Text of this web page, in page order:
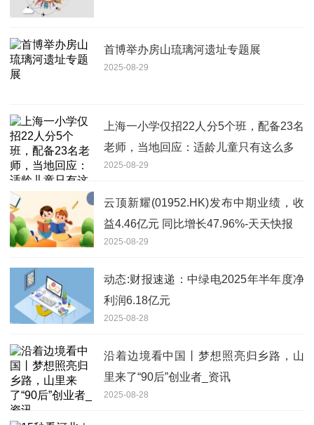
首博举办房山琉璃河遗址专题展
2025-08-29
上海一小学仅招22人分5个班，配备23名
老师，当地回应：适龄儿童只有这么多
2025-08-29
云顶新耀(01952.HK)发布中期业绩，收
益4.46亿元 同比增长47.96%-天天快报
2025-08-29
动态:财报速递：中绿电2025年半年度净
利润6.18亿元
2025-08-28
沿着边境看中国丨梦想照亮归乡路，山
里来了“90后”创业者_资讯
2025-08-28